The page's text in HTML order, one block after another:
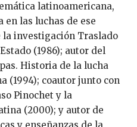
latinoamericana,
en las luchas de ese
la investigación Traslado
(1986); autor del
Historia de la lucha
(1994); coautor junto con
Pinochet y la
(2000); y autor de
y enseñanzas de la